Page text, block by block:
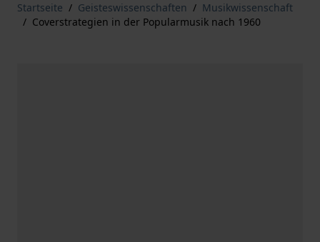
Startseite / Geisteswissenschaften / Musikwissenschaft
/ Coverstrategien in der Popularmusik nach 1960